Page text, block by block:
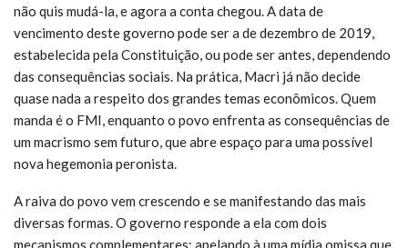
não quis mudá-la, e agora a conta chegou. A data de
vencimento deste governo pode ser a de dezembro de 2019,
estabelecida pela Constituição, ou pode ser antes, dependendo
das consequências sociais. Na prática, Macri já não decide
quase nada a respeito dos grandes temas econômicos. Quem
manda é o FMI, enquanto o povo enfrenta as consequências de
um macrismo sem futuro, que abre espaço para uma possível
nova hegemonia peronista.
A raiva do povo vem crescendo e se manifestando das mais
diversas formas. O governo responde a ela com dois
mecanismos complementares: apelando à uma mídia omissa que